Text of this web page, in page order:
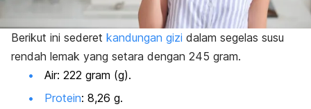
Berikut ini sederet kandungan gizi dalam segelas susu
rendah lemak yang setara dengan 245 gram.
Air: 222 gram (g).
Protein: 8,26 g.